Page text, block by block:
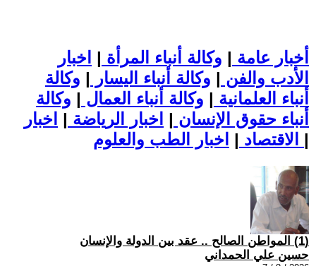
أخبار عامة | وكالة أنباء المرأة | اخبار
الأدب والفن | وكالة أنباء اليسار | وكالة
أنباء العلمانية | وكالة أنباء العمال | وكالة
أنباء حقوق الإنسان | اخبار الرياضة | اخبار
الاقتصاد | |
(1) المواطن الصالح .. عقد بين الدولة والإنسان
حسين علي الحمداني